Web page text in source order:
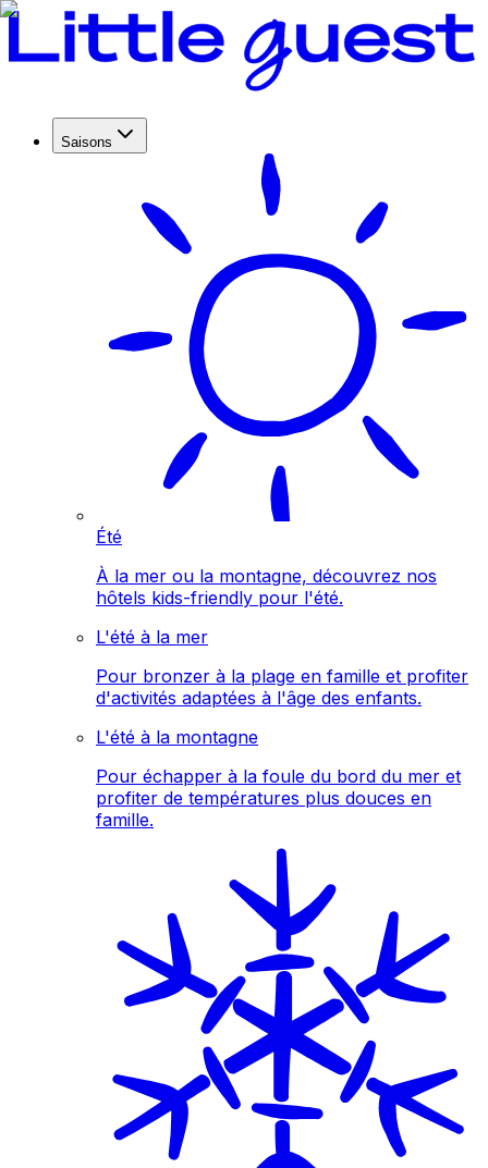
Saisons
Été
À la mer ou la montagne, découvrez nos
hôtels kids-friendly pour l'été.
L'été à la mer
Pour bronzer à la plage en famille et profiter
d'activités adaptées à l'âge des enfants.
L'été à la montagne
Pour échapper à la foule du bord du mer et
profiter de températures plus douces en
famille.